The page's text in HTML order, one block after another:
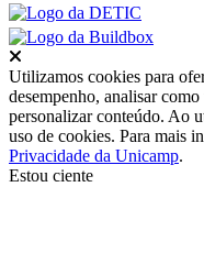
Utilizamos cookies para
desempenho, analisar
personalizar conteúdo. Ao
uso de cookies. Para mais
Privacidade da Unicamp.
Estou ciente